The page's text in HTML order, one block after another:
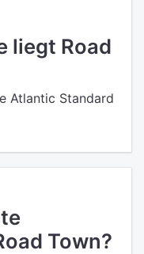
liegt Road
Atlantic Standard
Town?